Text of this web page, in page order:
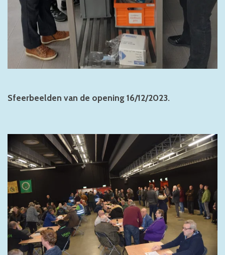
Sfeerbeelden van de opening 16/12/2023.